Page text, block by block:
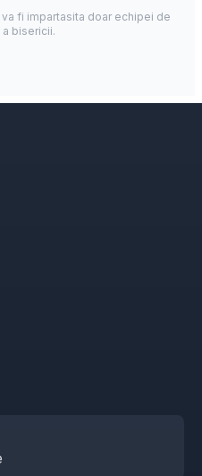
fi impartasita doar echipei de
a bisericii.